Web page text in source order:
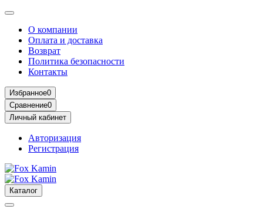
О компании
Оплата и доставка
Возврат
Политика безопасности
Контакты
Избранное0
Сравнение0
Личный кабинет
Авторизация
Регистрация
Каталог